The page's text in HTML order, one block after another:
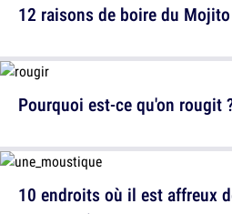
Pourquoi est-ce qu'on rougit
12 raisons de boire du
10 endroits où il est affreux